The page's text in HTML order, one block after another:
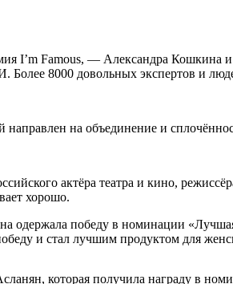
I’m Famous, — Александра
8000 довольных экспертов и
на объединение и
актёра театра и кино,
хорошо.
победу в номинации
и стал лучшим продуктом для
которая получила награду в